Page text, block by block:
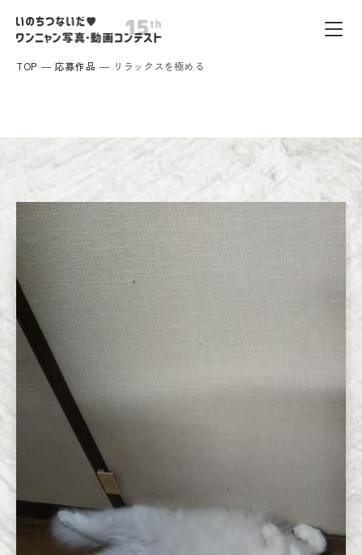
TOP 応募作品 リラックスを極める